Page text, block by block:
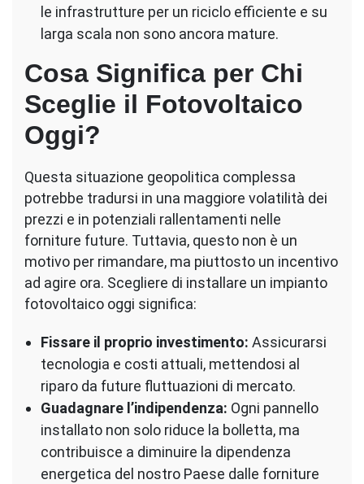
le infrastrutture per un riciclo efficiente e su
larga scala non sono ancora mature.
Cosa Significa per Chi
Sceglie il Fotovoltaico
Oggi?
Questa situazione geopolitica complessa
potrebbe tradursi in una maggiore volatilità dei
prezzi e in potenziali rallentamenti nelle
forniture future. Tuttavia, questo non è un
motivo per rimandare, ma piuttosto un incentivo
ad agire ora. Scegliere di installare un impianto
fotovoltaico oggi significa:
Fissare il proprio investimento: Assicurarsi
tecnologia e costi attuali, mettendosi al
riparo da future fluttuazioni di mercato.
Guadagnare l’indipendenza: Ogni pannello
installato non solo riduce la bolletta, ma
contribuisce a diminuire la dipendenza
energetica del nostro Paese dalle forniture